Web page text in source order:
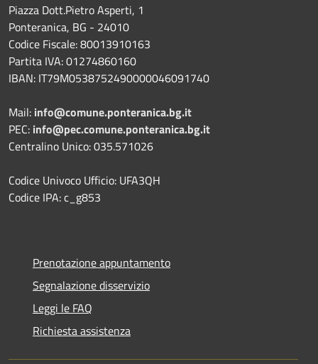
Piazza Dott.Pietro Asperti, 1
Ponteranica, BG - 24010
Codice Fiscale: 80013910163
Partita IVA: 01274860160
IBAN: IT79M0538752490000046091740
Mail: info@comune.ponteranica.bg.it
PEC: info@pec.comune.ponteranica.bg.it
Centralino Unico: 035.571026
Codice Univoco Ufficio: UFA3QH
Codice IPA: c_g853
Prenotazione appuntamento
Segnalazione disservizio
Leggi le FAQ
Richiesta assistenza